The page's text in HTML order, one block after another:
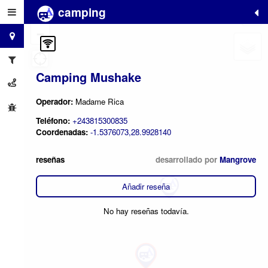
camping
Camping Mushake
Operador: Madame Rica
Teléfono: +243815300835
Coordenadas: -1.5376073,28.9928140
reseñas desarrollado por Mangrove
Añadir reseña
No hay reseñas todavía.
+
−